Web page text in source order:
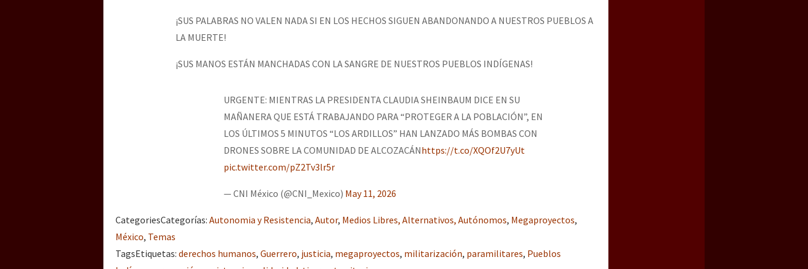
[25 abr – CDMX] Tokín por el CNI: 30 años de Resistencia y Rebeldía
¡SUS PALABRAS NO VALEN NADA SI EN LOS HECHOS SIGUEN ABANDONANDO A NUESTROS PUEBLOS A
LA MUERTE!
¡SUS MANOS ESTÁN MANCHADAS CON LA SANGRE DE NUESTROS PUEBLOS INDÍGENAS!
URGENTE: MIENTRAS LA PRESIDENTA CLAUDIA SHEINBAUM DICE EN SU
MAÑANERA QUE ESTÁ TRABAJANDO PARA “PROTEGER A LA POBLACIÓN”, EN
LOS ÚLTIMOS 5 MINUTOS “LOS ARDILLOS” HAN LANZADO MÁS BOMBAS CON
DRONES SOBRE LA COMUNIDAD DE ALCOZACÁNhttps://t.co/XQOf2U7yUt
pic.twitter.com/pZ2Tv3lr5r
— CNI México (@CNI_Mexico) May 11, 2026
CategoriesCategorías: Autonomia y Resistencia, Autor, Medios Libres, Alternativos, Autónomos, Megaproyectos,
México, Temas
TagsEtiquetas: derechos humanos, Guerrero, justicia, megaproyectos, militarización, paramilitares, Pueblos